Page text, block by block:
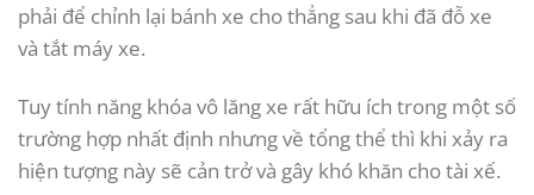
phải để chỉnh lại bánh xe cho thẳng sau khi đã đỗ xe
và tắt máy xe.
Tuy tính năng khóa vô lăng xe rất hữu ích trong một số
trường hợp nhất định nhưng về tổng thể thì khi xảy ra
hiện tượng này sẽ cản trở và gây khó khăn cho tài xế.